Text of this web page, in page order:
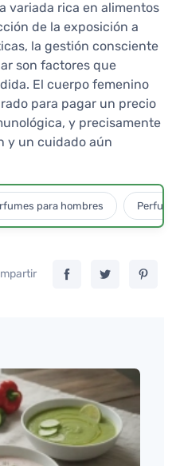
variada rica en alimentos
de la exposición a
la gestión consciente
son factores que
El cuerpo femenino
para pagar un precio
y precisamente
y un cuidado aún
para hombres